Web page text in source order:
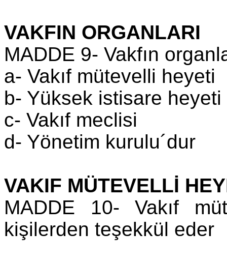
VAKFIN ORGANLARI
MADDE 9- Vakfın
a- Vakıf mütevelli heyeti
b- Yüksek istisare heyeti
c- Vakıf meclisi
d- Yönetim kurulu´dur
VAKIF MÜTEVELLİ
MADDE 10- Vakıf
kişilerden teşekkül eder